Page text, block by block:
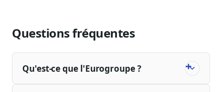
Questions fréquentes
Qu'est-ce que l'Eurogroupe ?